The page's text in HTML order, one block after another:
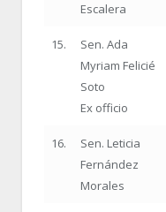
Escalera
15.
Sen. Ada
Myriam Felicié
Soto
Ex officio
16.
Sen. Leticia
Fernández
Morales